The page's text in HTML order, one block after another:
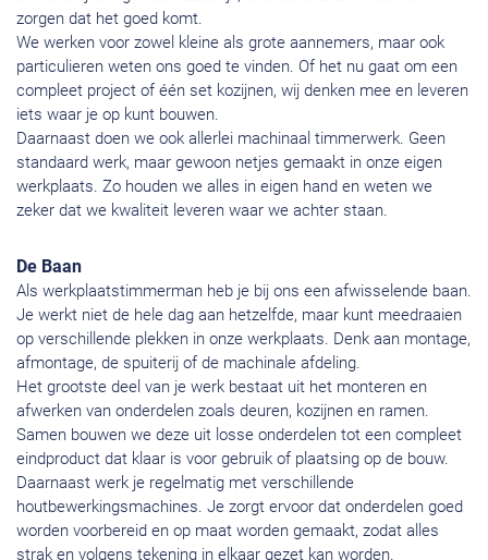
zorgen dat het goed komt.
We werken voor zowel kleine als grote aannemers, maar ook
particulieren weten ons goed te vinden. Of het nu gaat om een
compleet project of één set kozijnen, wij denken mee en leveren
iets waar je op kunt bouwen.
Daarnaast doen we ook allerlei machinaal timmerwerk. Geen
standaard werk, maar gewoon netjes gemaakt in onze eigen
werkplaats. Zo houden we alles in eigen hand en weten we
zeker dat we kwaliteit leveren waar we achter staan.
De Baan
Als werkplaatstimmerman heb je bij ons een afwisselende baan.
Je werkt niet de hele dag aan hetzelfde, maar kunt meedraaien
op verschillende plekken in onze werkplaats. Denk aan montage,
afmontage, de spuiterij of de machinale afdeling.
Het grootste deel van je werk bestaat uit het monteren en
afwerken van onderdelen zoals deuren, kozijnen en ramen.
Samen bouwen we deze uit losse onderdelen tot een compleet
eindproduct dat klaar is voor gebruik of plaatsing op de bouw.
Daarnaast werk je regelmatig met verschillende
houtbewerkingsmachines. Je zorgt ervoor dat onderdelen goed
worden voorbereid en op maat worden gemaakt, zodat alles
strak en volgens tekening in elkaar gezet kan worden.